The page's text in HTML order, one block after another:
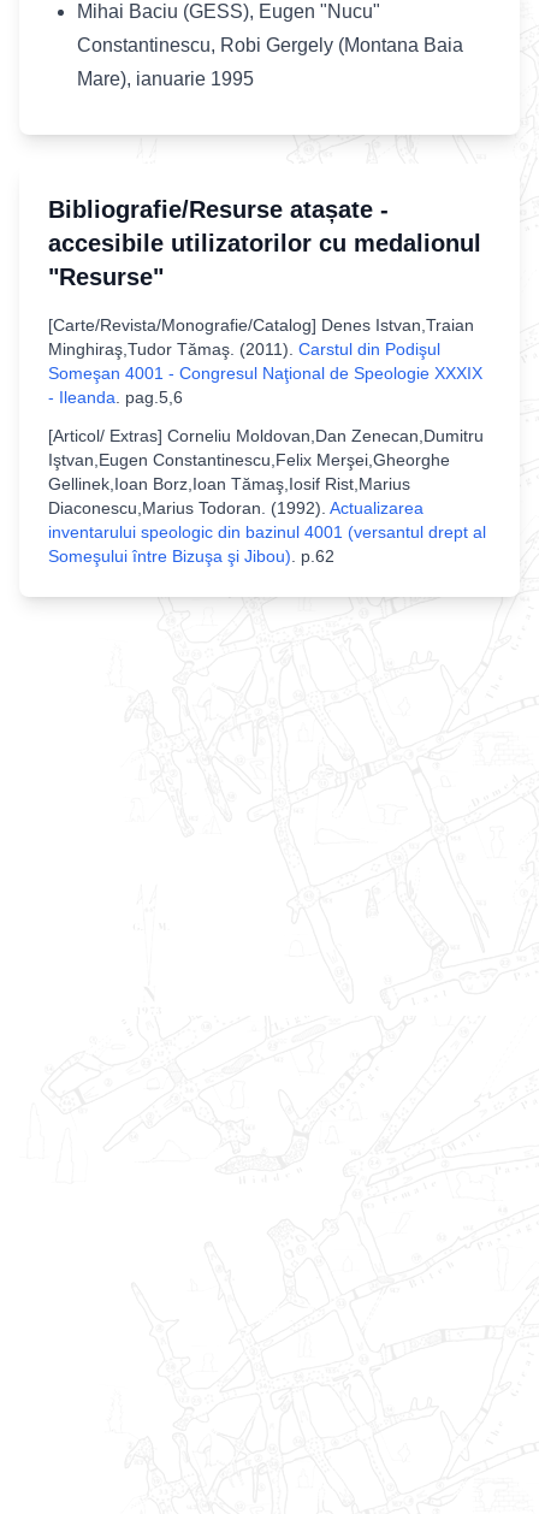
Mihai Baciu (GESS), Eugen "Nucu"
Constantinescu, Robi Gergely (Montana Baia
Mare), ianuarie 1995
Bibliografie/Resurse atașate -
accesibile utilizatorilor cu medalionul
"Resurse"
[Carte/Revista/Monografie/Catalog] Denes Istvan,Traian
Minghiraş,Tudor Tămaş . (2011). Carstul din Podişul
Someşan 4001 - Congresul Naţional de Speologie XXXIX
- Ileanda
pag.5,6
[Articol/ Extras] Corneliu Moldovan,Dan Zenecan,Dumitru
Iştvan,Eugen Constantinescu,Felix Merşei,Gheorghe
Gellinek,Ioan Borz,Ioan Tămaş,Iosif Rist,Marius
Diaconescu,Marius Todoran . (1992). Actualizarea
inventarului speologic din bazinul 4001 (versantul drept al
Someşului între Bizuşa şi Jibou)
p.62